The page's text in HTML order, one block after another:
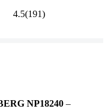
4.5(191)
NP18240 –